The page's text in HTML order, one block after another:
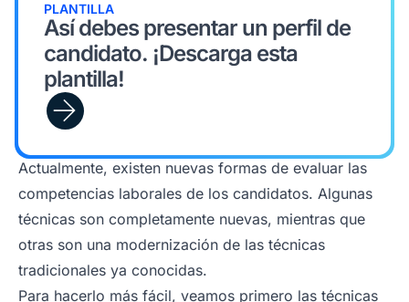
PLANTILLA
Así debes presentar un perfil de
candidato. ¡Descarga esta
plantilla!
Actualmente, existen nuevas formas de evaluar las
competencias laborales de los candidatos. Algunas
técnicas son completamente nuevas, mientras que
otras son una modernización de las técnicas
tradicionales ya conocidas.
Para hacerlo más fácil, veamos primero las técnicas